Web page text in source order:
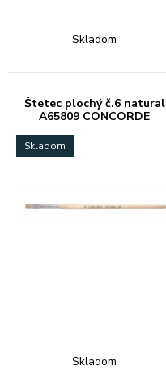
Skladom
Štetec plochý č.6 natural
A65809 CONCORDE
Skladom
Skladom